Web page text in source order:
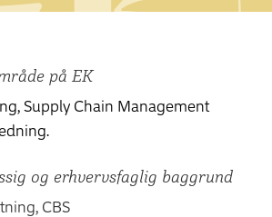
på EK
Supply Chain Management
og erhvervsfaglig baggrund
CBS